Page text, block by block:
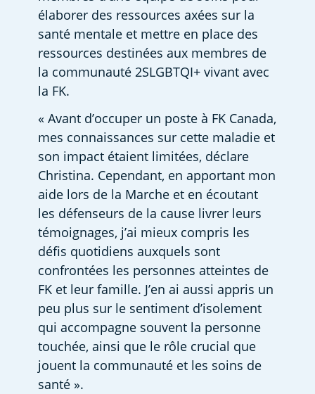
élaborer des ressources axées sur la
santé mentale et mettre en place des
ressources destinées aux membres de
la communauté 2SLGBTQI+ vivant avec
la FK.
« Avant d’occuper un poste à FK Canada,
mes connaissances sur cette maladie et
son impact étaient limitées, déclare
Christina. Cependant, en apportant mon
aide lors de la Marche et en écoutant
les défenseurs de la cause livrer leurs
témoignages, j’ai mieux compris les
défis quotidiens auxquels sont
confrontées les personnes atteintes de
FK et leur famille. J’en ai aussi appris un
peu plus sur le sentiment d’isolement
qui accompagne souvent la personne
touchée, ainsi que le rôle crucial que
jouent la communauté et les soins de
santé ».